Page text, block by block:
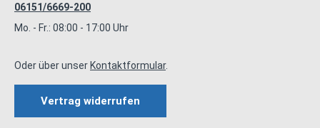
06151/6669-200
Mo. - Fr.: 08:00 - 17:00 Uhr
Oder über unserKontaktformular.
Vertrag widerrufen